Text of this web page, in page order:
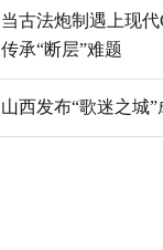
当古法炮制遇上现
传承“断层”难题
山西发布“歌迷之城”